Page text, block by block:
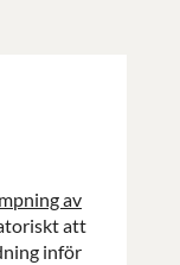
av
att
inför